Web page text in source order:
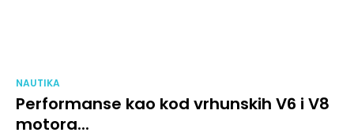
NAUTIKA
Performanse kao kod vrhunskih V6 i V8
motora...